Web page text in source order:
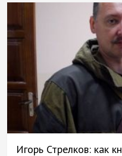
Игорь Стрелков: как